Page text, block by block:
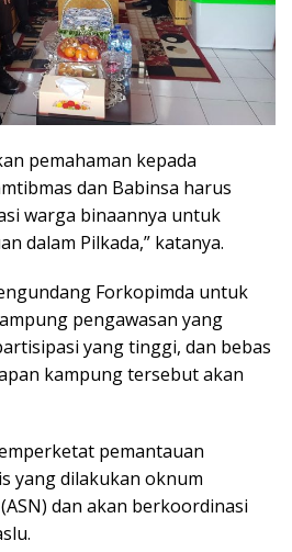
pemahaman kepada
dan Babinsa harus
warga binaannya untuk
dalam Pilkada,” katanya.
Forkopimda untuk
pengawasan yang
yang tinggi, dan bebas
kampung tersebut akan
pemantauan
yang dilakukan oknum
dan akan berkoordinasi